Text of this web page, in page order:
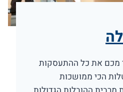
מכם את כל ההתעסקות
הכי ממושכות